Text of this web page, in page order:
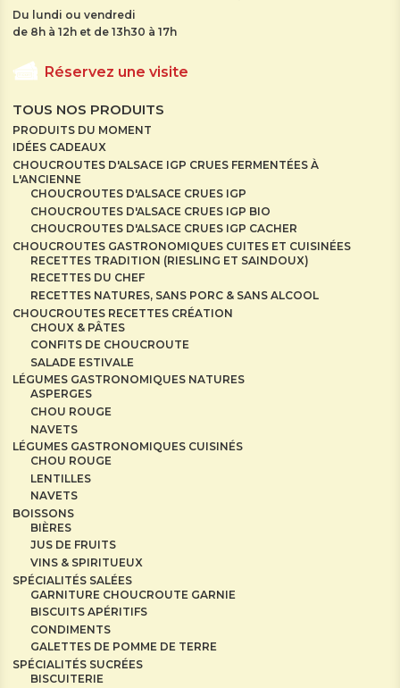
Du lundi ou vendredi
de 8h à 12h et de 13h30 à 17h
Réservez une visite
TOUS NOS PRODUITS
PRODUITS DU MOMENT
IDÉES CADEAUX
CHOUCROUTES D'ALSACE IGP CRUES FERMENTÉES À
L'ANCIENNE
CHOUCROUTES D'ALSACE CRUES IGP
CHOUCROUTES D'ALSACE CRUES IGP BIO
CHOUCROUTES D'ALSACE CRUES IGP CACHER
CHOUCROUTES GASTRONOMIQUES CUITES ET CUISINÉES
RECETTES TRADITION (RIESLING ET SAINDOUX)
RECETTES DU CHEF
RECETTES NATURES, SANS PORC & SANS ALCOOL
CHOUCROUTES RECETTES CRÉATION
CHOUX & PÂTES
CONFITS DE CHOUCROUTE
SALADE ESTIVALE
LÉGUMES GASTRONOMIQUES NATURES
ASPERGES
CHOU ROUGE
NAVETS
LÉGUMES GASTRONOMIQUES CUISINÉS
CHOU ROUGE
LENTILLES
NAVETS
BOISSONS
BIÈRES
JUS DE FRUITS
VINS & SPIRITUEUX
SPÉCIALITÉS SALÉES
GARNITURE CHOUCROUTE GARNIE
BISCUITS APÉRITIFS
CONDIMENTS
GALETTES DE POMME DE TERRE
SPÉCIALITÉS SUCRÉES
BISCUITERIE